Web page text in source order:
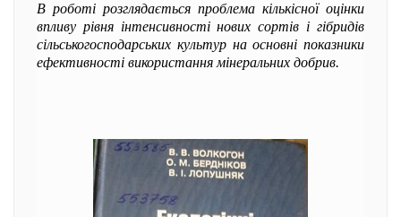
В роботі розглядається проблема кількісної оцінки
впливу рівня інтенсивності нових сортів і гібридів
сільськогосподарських культур на основні показники
ефективності використання мінеральних добрив.